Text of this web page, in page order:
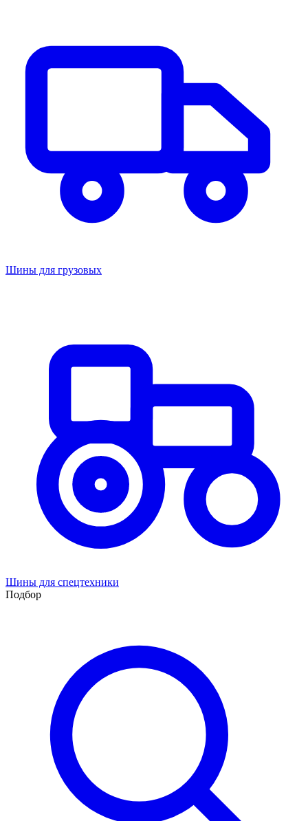
Шины для грузовых
Шины для спецтехники
Подбор